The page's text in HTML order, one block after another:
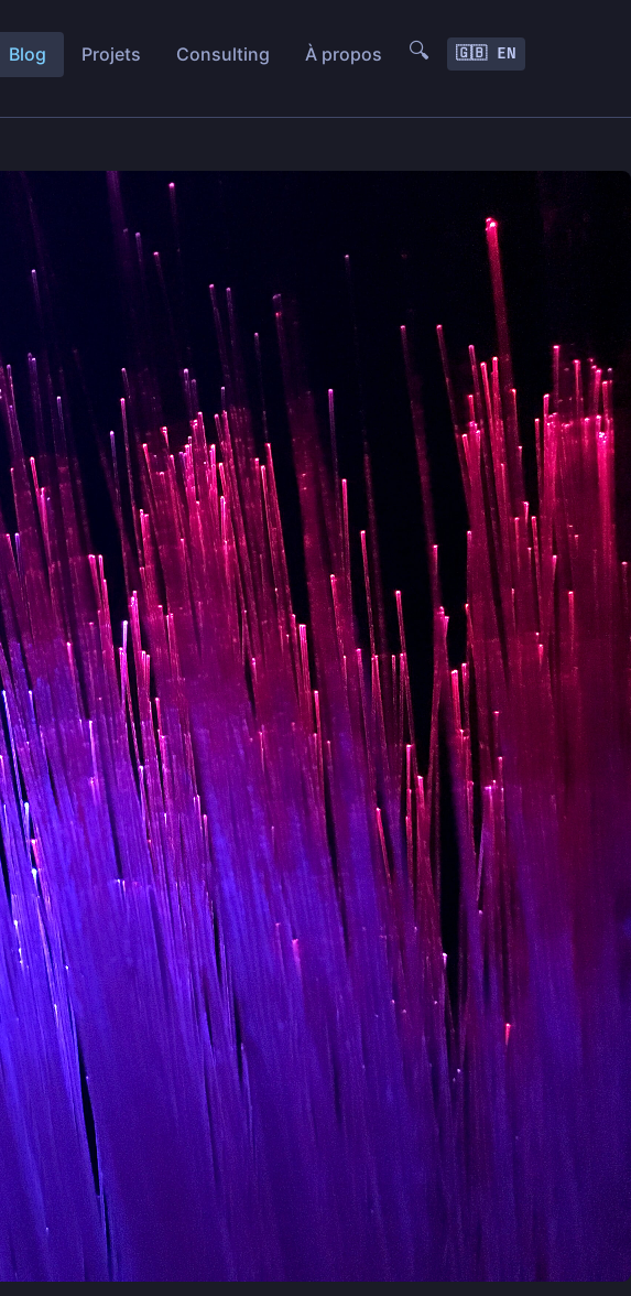
Blog Projets Consulting À propos 🔍 🇬🇧 EN